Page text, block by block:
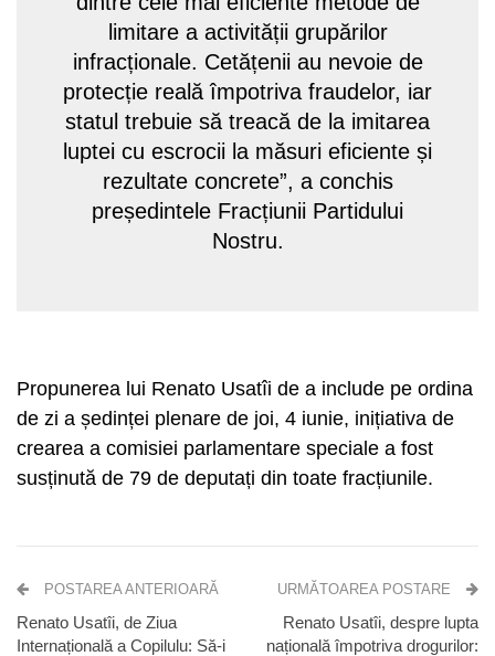
limitare a activității grupărilor
infracționale. Cetățenii au nevoie de
protecție reală împotriva fraudelor, iar
statul trebuie să treacă de la imitarea
luptei cu escrocii la măsuri eficiente și
rezultate concrete”, a conchis
președintele Fracțiunii Partidului
Nostru.
Propunerea lui Renato Usatîi de a include pe ordina
de zi a ședinței plenare de joi, 4 iunie, inițiativa de
crearea a comisiei parlamentare speciale a fost
susținută de 79 de deputați din toate fracțiunile.
POSTAREA ANTERIOARĂ
Renato Usatîi, de Ziua
Internațională a Copilulu: Să-i
URMĂTOAREA POSTARE
Renato Usatîi, despre lupta
națională împotriva drogurilor: